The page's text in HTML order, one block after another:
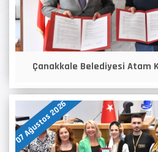
Çanakkale Belediyesi Atam
07 Ağustos 2026